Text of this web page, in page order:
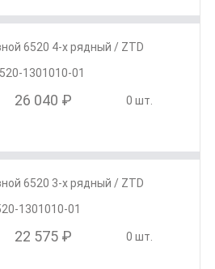
6520 4-х рядный / ZTD
1301010-01
26 040 ₽ 0 шт.
6520 3-х рядный / ZTD
1301010-01
22 575 ₽ 0 шт.